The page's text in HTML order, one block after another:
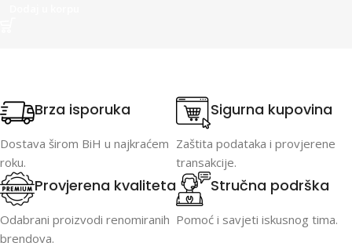
Brza isporuka
Dostava širom BiH u najkraćem
roku.
Sigurna kupovina
Zaštita podataka i provjerene
transakcije.
Provjerena kvaliteta
Odabrani proizvodi renomiranih
brendova.
Stručna podrška
Pomoć i savjeti iskusnog tima.